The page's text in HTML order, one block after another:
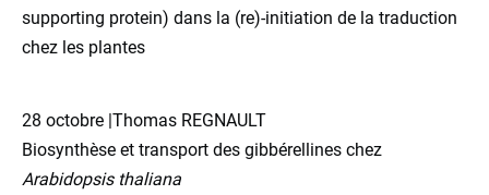
supporting protein) dans la (re)-initiation de la traduction
chez les plantes
28 octobre |Thomas REGNAULT
Biosynthèse et transport des gibbérellines chez
Arabidopsis thaliana